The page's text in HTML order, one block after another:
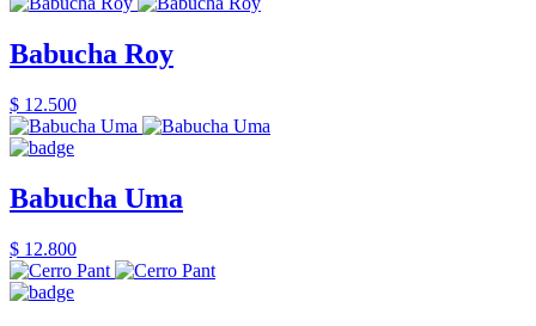
Babucha Roy
$ 12.500
Babucha Uma
$ 12.800